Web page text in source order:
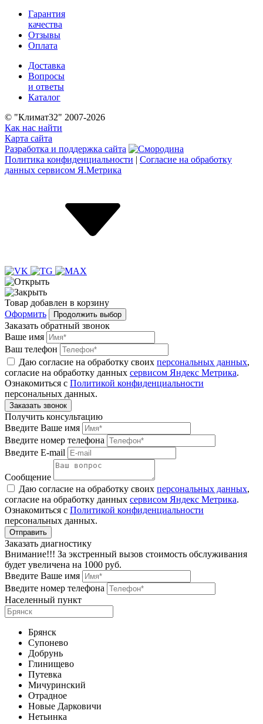
Гарантия
качества
Отзывы
Оплата
Доставка
Вопросы
и ответы
Каталог
© "Климат32" 2007-2026
Как нас найти
Карта сайта
Разработка и поддержка сайта
Политика конфиденциальности | Согласие на обработку
данных сервисом Я.Метрика
Товар добавлен в корзину
Оформить
Продолжить выбор
Заказать обратный звонок
Ваше имя
Ваш телефон
Даю согласие на обработку своих персональных данных,
согласие на обработку данных сервисом Яндекс Метрика.
Ознакомиться с Политикой конфиденциальности
персональных данных.
Получить консультацию
Введите Ваше имя
Введите номер телефона
Введите E-mail
Сообщение
Даю согласие на обработку своих персональных данных,
согласие на обработку данных сервисом Яндекс Метрика.
Ознакомиться с Политикой конфиденциальности
персональных данных.
Заказать диагностику
Внимание!!! За экстренный вызов стоимость обслуживания
будет увеличена на 1000 руб.
Введите Ваше имя
Введите номер телефона
Населенный пункт
Брянск
Супонево
Добрунь
Глинищево
Путевка
Мичуринский
Отрадное
Новые Дарковичи
Нетьинка